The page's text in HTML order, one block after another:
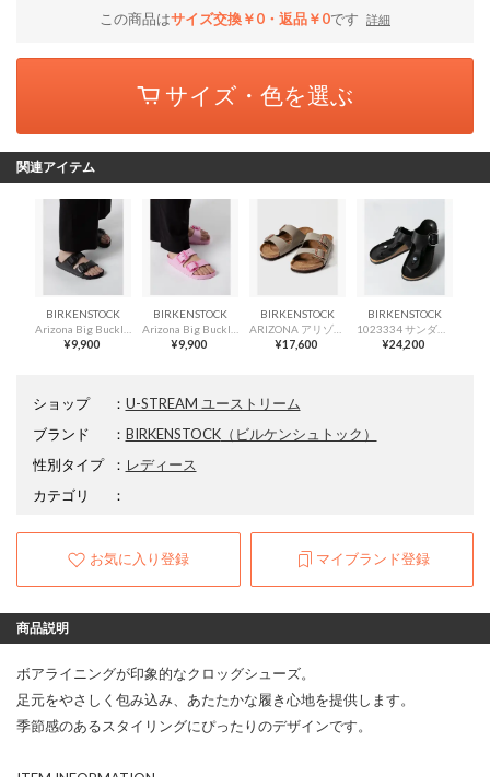
この商品はサイズ交換￥0・返品￥0です 詳細
サイズ・色を選ぶ
関連アイテム
BIRKENSTOCK
¥9,900
BIRKENSTOCK
¥9,900
BIRKENSTOCK
ARIZONA アリゾナ Birko-Flor nubuck ビルコフロー ヌバック （ストーン(ナロー)）
¥17,600
BIRKENSTOCK
1023334 サンダル ギゼー ビッグバックル GIZEH BIG BUCKLE レディース シューズ （ブラック(レギュラー)）
¥24,200
ショップ ： U-STREAM ユーストリーム
ブランド
： BIRKENSTOCK（ビルケンシュトック）
性別タイプ
： レディース
カテゴリ
：
お気に入り登録 マイブランド登録
商品説明
ボアライニングが印象的なクロッグシューズ。
足元をやさしく包み込み、あたたかな履き心地を提供します。
季節感のあるスタイリングにぴったりのデザインです。